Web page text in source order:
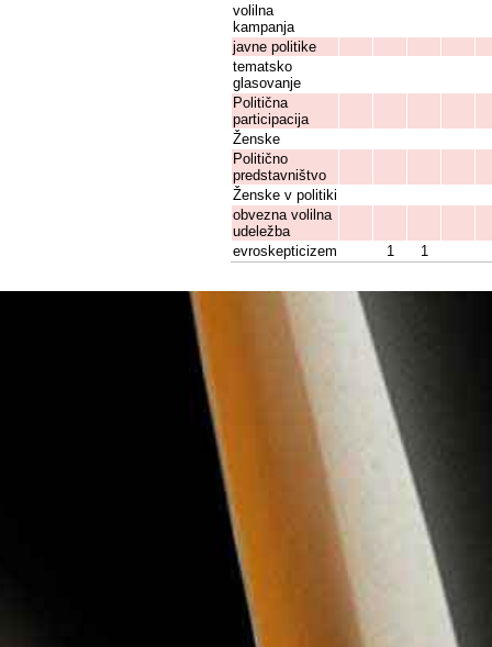
volilna
kampanja
javne politike
tematsko
glasovanje
Politična
participacija
Ženske
Politično
predstavništvo
Ženske v politiki
obvezna volilna
udeležba
evroskepticizem
1 1